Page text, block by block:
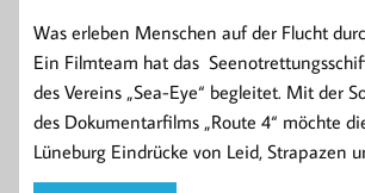
Was erleben Menschen auf der Flucht
Ein Filmteam hat das
des Vereins ​„Sea-Eye“ begleitet. Mit der
des Dokumentarfilms „Route 4“ möchte
Lüneburg Eindrücke von Leid, Strapazen